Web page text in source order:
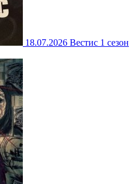
18.07.2026 Вестис 1 сезон